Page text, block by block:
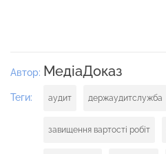
Автор: МедіаДоказ
Теги: аудит держаудитслужба
завищення вартості робіт